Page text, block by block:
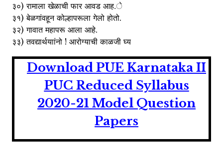
३०) रामाला खेळाची फार आवड आह.े
३१) बेळगांवहून कोल्हापरूला गेलो होतो.
३२) गावात महापरू आला आहे.
३३) तवद्यार्थयाांनो ! आरोग्याची काळजी घ्य
Download PUE Karnataka II
PUC Reduced Syllabus
2020-21 Model Question
Papers